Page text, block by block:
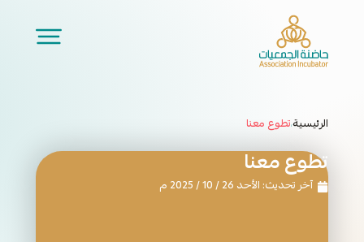
الرئيسية/تطوع معنا
تطوع معنا
آخر تحديث: الأحد 26 / 10 / 2025 م